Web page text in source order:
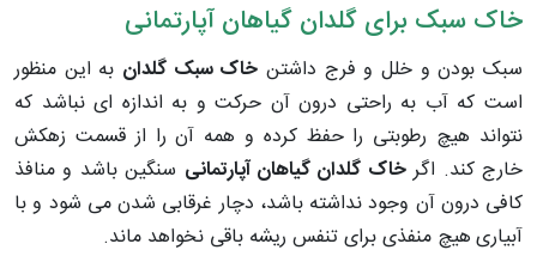
خاک سبک برای گلدان گیاهان آپارتمانی
سبک بودن و خلل و فرج داشتن خاک سبک گلدان به این منظور
است که آب به راحتی درون آن حرکت و به اندازه ای نباشد که
نتواند هیچ رطوبتی را حفظ کرده و همه آن را از قسمت زهکش
خارج کند. اگرخاک گلدان گیاهان آپارتمانی سنگین باشد و منافذ
کافی درون آن وجود نداشته باشد، دچار غرقابی شدن می شود و با
آبیاریهیچ منفذی برای تنفس ریشه باقی نخواهد ماند.